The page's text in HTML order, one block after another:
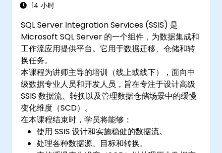
14 小时
SQL Server Integration Services (SSIS) 是
Microsoft SQL Server 的一个组件，为数据集成和
工作流应用提供平台。它用于数据迁移、仓储和转
换任务。
本课程为讲师主导的培训（线上或线下），面向中
级数据专业人员和开发人员，旨在专注于设计高级
SSIS 数据流、转换以及管理数据仓储场景中的缓慢
变化维度（SCD）。
在本课程结束时，学员将能够：
使用 SSIS 设计和实施稳健的数据流。
处理各种数据源、目标和转换。